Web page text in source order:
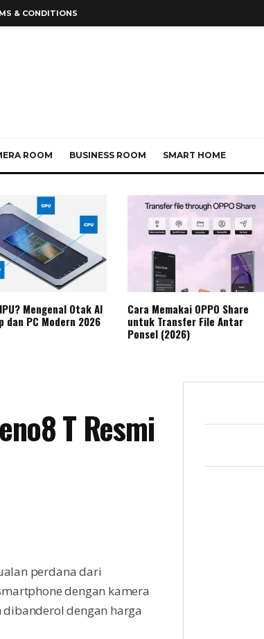
& CONDITIONS
ROOM BUSINESS ROOM SMART HOME
Mengenal Otak AI
dan PC Modern 2026
Cara Memakai OPPO Share
untuk Transfer File Antar
Ponsel (2026)
T Resmi
perdana dari
dengan kamera
dengan harga